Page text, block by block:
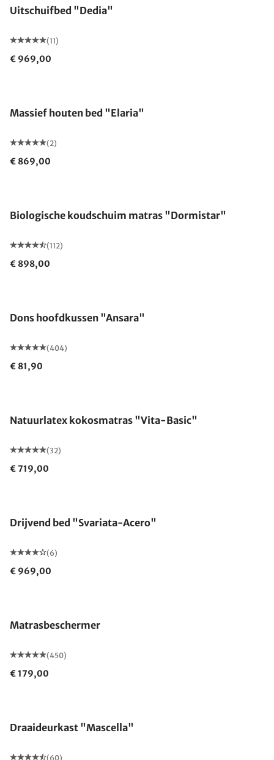
Uitschuifbed "Dedia"
(11)
€ 969,00
Massief houten bed "Elaria"
(2)
€ 869,00
Biologische koudschuim matras "Dormistar"
(112)
€ 898,00
Dons hoofdkussen "Ansara"
(404)
€ 81,90
Natuurlatex kokosmatras "Vita-Basic"
(32)
€ 719,00
Drijvend bed "Svariata-Acero"
(6)
€ 969,00
Matrasbeschermer
(450)
€ 179,00
Draaideurkast "Mascella"
(60)